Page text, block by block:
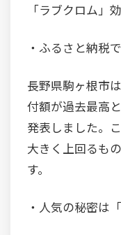
「ラブクロム」
・ふるさと納税
長野県駒ヶ根市
付額が過去最高
発表しました。
大きく上回るも
す。
・人気の秘密は